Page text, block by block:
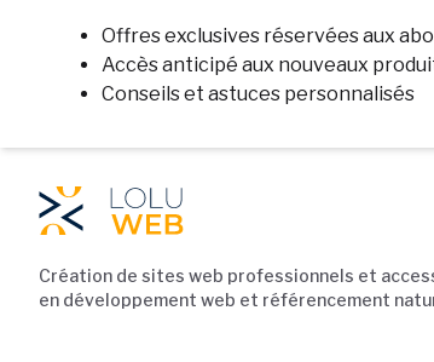
Offres exclusives réservées aux
Accès anticipé aux nouveaux
Conseils et astuces personnalisés
Navigation du pied de
Création de sites web professionnels et
en développement web et référencement